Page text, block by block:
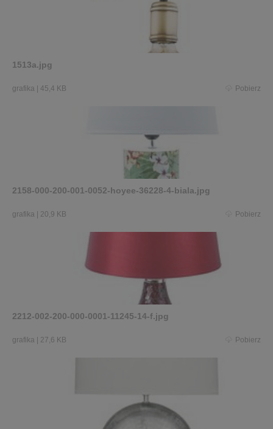
1513a.jpg
grafika 45,4 KB Pobierz
2158-000-200-001-0052-hoyee-36228-4-biala.jpg
grafika 20,9 KB Pobierz
2212-002-200-000-0001-11245-14-f.jpg
grafika 27,6 KB Pobierz